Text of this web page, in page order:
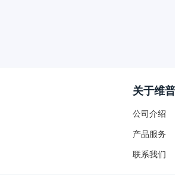
关于维普
公司介绍
产品服务
联系我们